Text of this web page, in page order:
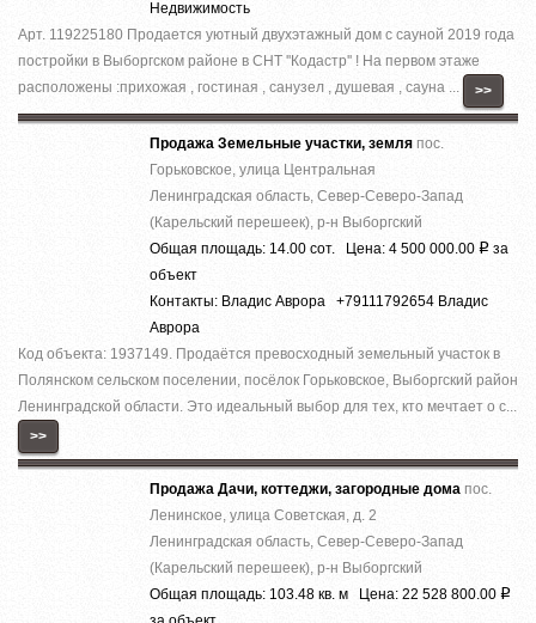
Недвижимость
Арт. 119225180 Продается уютный двухэтажный дом с сауной 2019 года
постройки в Выборгском районе в СНТ ''Кодастр'' ! На первом этаже
расположены :прихожая , гостиная , санузел , душевая , сауна ...
>>
Продажа Земельные участки, земля пос.
Горьковское, улица Центральная
Ленинградская область, Север-Северо-Запад
(Карельский перешеек), р-н Выборгский
Общая площадь: 14.00 сот. Цена: 4 500 000.00 Р за
объект
Контакты: Владис Аврора +79111792654 Владис
Аврора
Код объекта: 1937149. Продаётся превосходный земельный участок в
Полянском сельском поселении, посёлок Горьковское, Выборгский район
Ленинградской области. Это идеальный выбор для тех, кто мечтает о с...
>>
Продажа Дачи, коттеджи, загородные дома пос.
Ленинское, улица Советская, д. 2
Ленинградская область, Север-Северо-Запад
(Карельский перешеек), р-н Выборгский
Общая площадь: 103.48 кв. м Цена: 22 528 800.00 Р